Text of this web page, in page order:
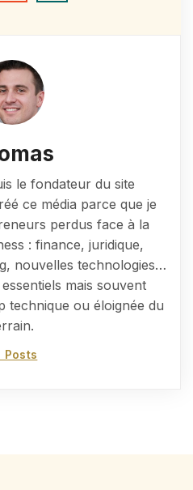
le fondateur du site
ce média parce que je
perdus face à la
: finance, juridique,
nouvelles technologies…
mais souvent
technique ou éloignée du
Posts